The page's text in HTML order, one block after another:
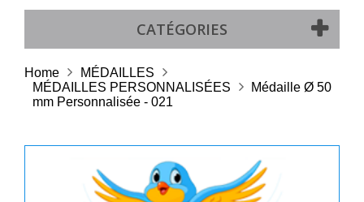
CATÉGORIES
Home
MÉDAILLES
MÉDAILLES PERSONNALISÉES
Médaille Ø 50
mm Personnalisée - 021